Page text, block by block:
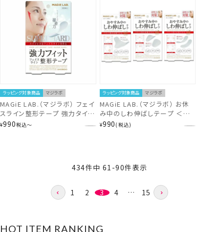
ラッピング対象商品 マジラボ
MAGiE LAB.（マジラボ） フェイ
スライン整形テープ 強力タイプ
＜100枚入り/トライアル30枚入
¥990税込〜
ラッピング対象商品 マジラボ
MAGiE LAB.（マジラボ） お休
み中のしわ伸ばしテープ ＜
NO1.ラージタイプ/NO2.ポイン
¥990 税込
434件中 61 -90件表示
1 2 3 4 … 15
HOT ITEM RANKING